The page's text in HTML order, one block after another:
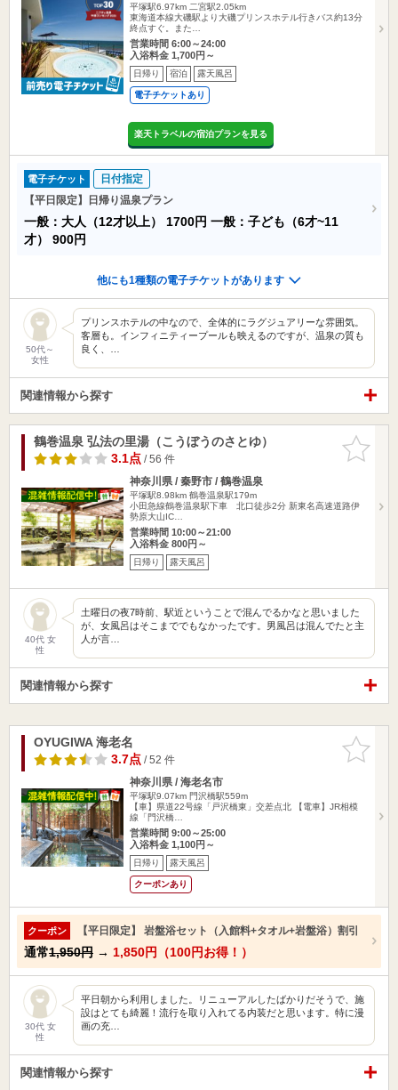
平塚駅6.97km 二宮駅2.05km
東海道本線大磯駅より大磯プリンスホテル行きバス約13分
終点すぐ。また…
営業時間 6:00～24:00
入浴料金 1,700円～
日帰り 宿泊 露天風呂
電子チケットあり
楽天トラベルの宿泊プランを見る
電子チケット
日付指定
【平日限定】日帰り温泉プラン
一般：大人（12才以上） 1700円 一般：子ども（6才~11
才） 900円
他にも1種類の電子チケットがあります
50代～
女性
プリンスホテルの中なので、全体的にラグジュアリーな雰囲気。
客層も。インフィニティープールも映えるのですが、温泉の質も
良く、…
関連情報から探す
お気に入
りに追加
鶴巻温泉 弘法の里湯（こうぼうのさとゆ）
3.1点/ 56 件
神奈川県 / 秦野市 / 鶴巻温泉
平塚駅8.98km 鶴巻温泉駅179m
小田急線鶴巻温泉駅下車 北口徒歩2分 新東名高速道路伊
勢原大山IC…
営業時間 10:00～21:00
入浴料金 800円～
日帰り 露天風呂
40代 女
性
土曜日の夜7時前、駅近ということで混んでるかなと思いました
が、女風呂はそこまででもなかったです。男風呂は混んでたと主
人が言…
関連情報から探す
お気に入
りに追加
OYUGIWA 海老名
3.7点/ 52 件
神奈川県 / 海老名市
平塚駅9.07km 門沢橋駅559m
【車】県道22号線「戸沢橋東」交差点北 【電車】JR相模
線「門沢橋…
営業時間 9:00～25:00
入浴料金 1,100円～
日帰り 露天風呂
クーポンあり
クーポン 【平日限定】 岩盤浴セット（入館料+タオル+岩盤浴）割引
通常1,950円 → 1,850円（100円お得！）
30代 女
性
平日朝から利用しました。リニューアルしたばかりだそうで、施
設はとても綺麗！流行を取り入れてる内装だと思います。特に漫
画の充…
関連情報から探す